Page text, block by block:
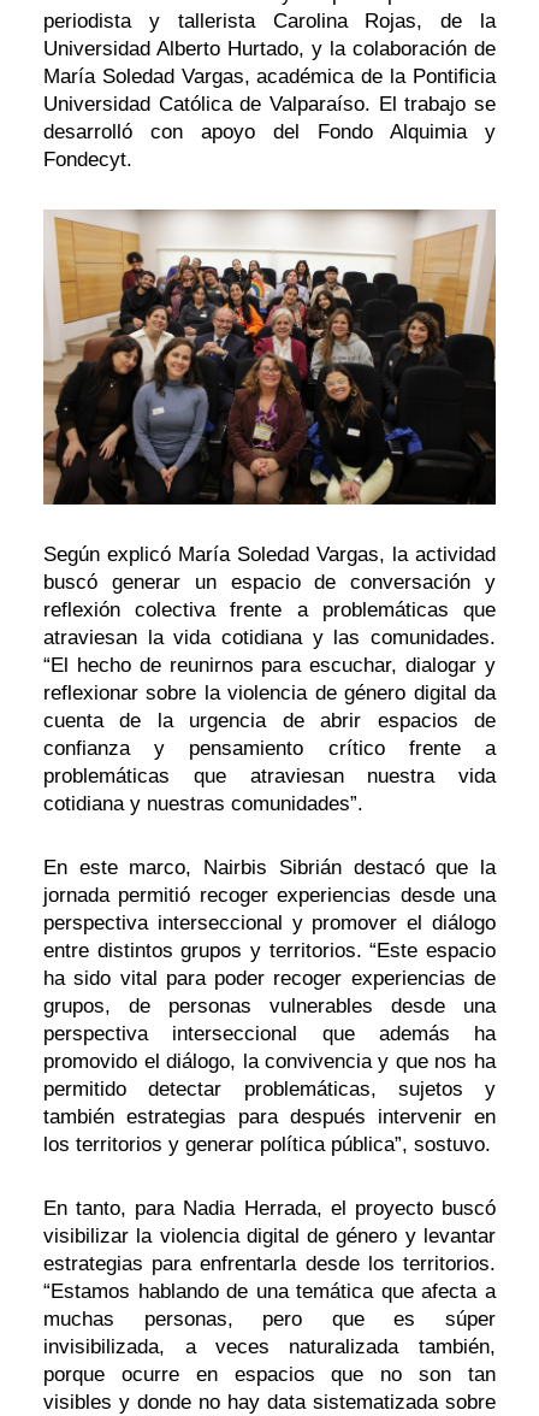
periodista y tallerista Carolina Rojas, de la
Universidad Alberto Hurtado, y la colaboración de
María Soledad Vargas, académica de la Pontificia
Universidad Católica de Valparaíso. El trabajo se
desarrolló con apoyo del Fondo Alquimia y
Fondecyt.
Según explicó María Soledad Vargas, la actividad
buscó generar un espacio de conversación y
reflexión colectiva frente a problemáticas que
atraviesan la vida cotidiana y las comunidades.
“El hecho de reunirnos para escuchar, dialogar y
reflexionar sobre la violencia de género digital da
cuenta de la urgencia de abrir espacios de
confianza y pensamiento crítico frente a
problemáticas que atraviesan nuestra vida
cotidiana y nuestras comunidades”.
En este marco, Nairbis Sibrián destacó que la
jornada permitió recoger experiencias desde una
perspectiva interseccional y promover el diálogo
entre distintos grupos y territorios. “Este espacio
ha sido vital para poder recoger experiencias de
grupos, de personas vulnerables desde una
perspectiva interseccional que además ha
promovido el diálogo, la convivencia y que nos ha
permitido detectar problemáticas, sujetos y
también estrategias para después intervenir en
los territorios y generar política pública”, sostuvo.
En tanto, para Nadia Herrada, el proyecto buscó
visibilizar la violencia digital de género y levantar
estrategias para enfrentarla desde los territorios.
“Estamos hablando de una temática que afecta a
muchas personas, pero que es súper
invisibilizada, a veces naturalizada también,
porque ocurre en espacios que no son tan
visibles y donde no hay data sistematizada sobre